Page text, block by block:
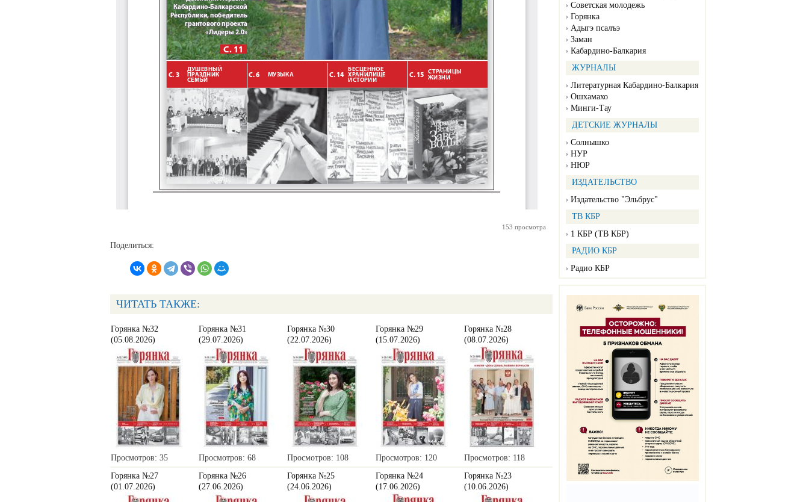
Советская молодежь
Горянка
Адыгэ псалъэ
Заман
Кабардино-Балкария
ЖУРНАЛЫ
Литературная Кабардино-Балкария
Ошхамахо
Минги-Тау
ДЕТСКИЕ ЖУРНАЛЫ
Солнышко
НУР
НЮР
ИЗДАТЕЛЬСТВО
Издательство "Эльбрус"
ТВ КБР
1 КБР (ТВ КБР)
РАДИО КБР
Радио КБР
153 просмотра
Поделиться:
ЧИТАТЬ ТАКЖЕ:
Горянка №32
(05.08.2026)
Просмотров: 35
Горянка №31
(29.07.2026)
Просмотров: 68
Горянка №30
(22.07.2026)
Просмотров: 108
Горянка №29
(15.07.2026)
Просмотров: 120
Горянка №28
(08.07.2026)
Просмотров: 118
Горянка №27
(01.07.2026)
Горянка №26
(27.06.2026)
Горянка №25
(24.06.2026)
Горянка №24
(17.06.2026)
Горянка №23
(10.06.2026)